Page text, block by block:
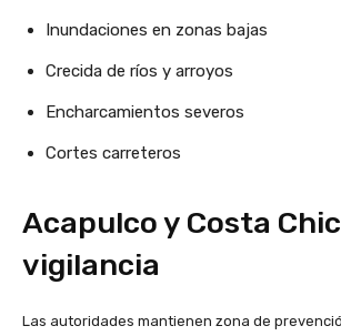
Inundaciones en zonas bajas
Crecida de ríos y arroyos
Encharcamientos severos
Cortes carreteros
Acapulco y Costa
vigilancia
Las autoridades mantienen zona de